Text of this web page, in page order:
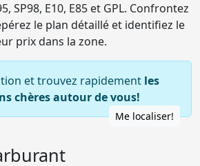
SP98, E10, E85 et GPL. Confrontez
le plan détaillé et identifiez le
prix dans la zone.
et trouvez rapidement les
chères autour de vous!
Me localiser!